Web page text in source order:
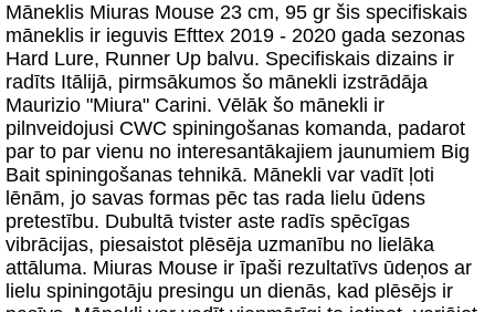
Māneklis Miuras Mouse 23 cm, 95 gr šis specifiskais
māneklis ir ieguvis Efttex 2019 - 2020 gada sezonas
Hard Lure, Runner Up balvu. Specifiskais dizains ir
radīts Itālijā, pirmsākumos šo mānekli izstrādāja
Maurizio "Miura" Carini. Vēlāk šo mānekli ir
pilnveidojusi CWC spiningošanas komanda, padarot
par to par vienu no interesantākajiem jaunumiem Big
Bait spiningošanas tehnikā. Mānekli var vadīt ļoti
lēnām, jo savas formas pēc tas rada lielu ūdens
pretestību. Dubultā tvister aste radīs spēcīgas
vibrācijas, piesaistot plēsēja uzmanību no lielāka
attāluma. Miuras Mouse ir īpaši rezultatīvs ūdeņos ar
lielu spiningotāju presingu un dienās, kad plēsējs ir